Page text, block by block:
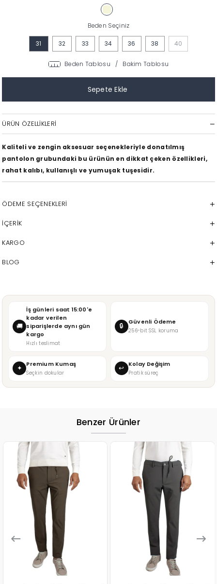
Beden Seçiniz
31 32 33 34 36 38 40
Beden Tablosu / Bakim Tablosu
ÜRÜN ÖZELLIKLERI
Kaliteli ve zengin aksesuar seçenekleriyle donatılmış
pantolon grubundaki bu ürünün en dikkat çeken özellikleri,
rahat kalıbı, kullanışlı ve yumuşak tuşesidir.
ÖDEME SEÇENEKLERI
İÇERİK
KARGO
BLOG
🚚
İş günleri saat 15:00'e
kadar verilen
siparişlerde aynı gün
kargo
Hızlı teslimat
🔒 Güvenli Ödeme
256-bit SSL koruma
✦ Premium Kumaş
Seçkin dokular ↩ Kolay Değişim
Pratik süreç
Benzer Ürünler